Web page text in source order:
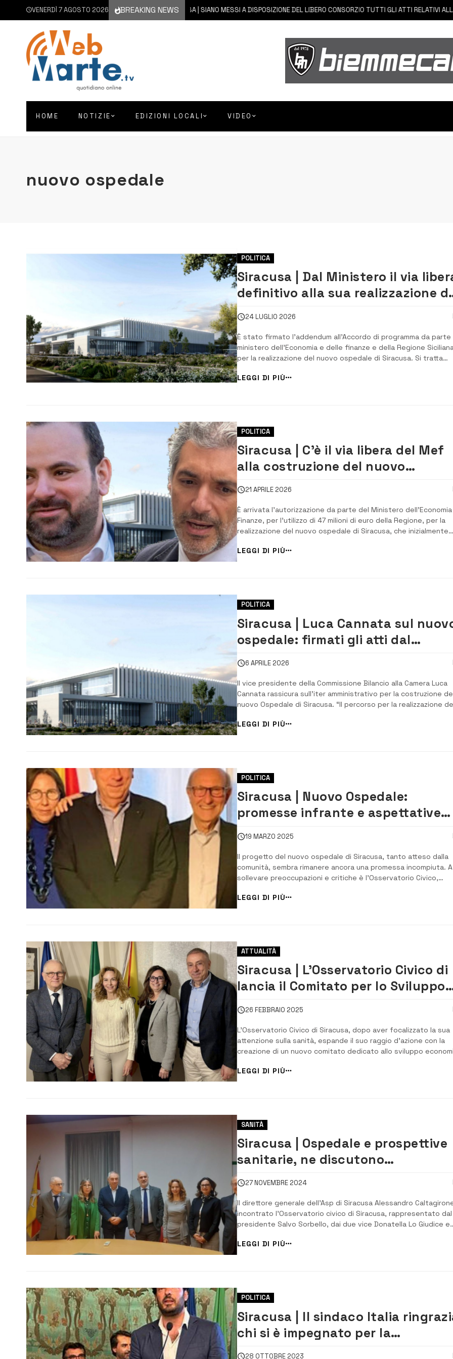
VENERDÌ 7 AGOSTO 2026 BREAKING NEWS
7 AGOSTO 2026 SIRACUSA | SIANO MESSI A DISPOSIZIONE DEL LIBERO CONSORZIO TUTTI GLI ATTI RELATIVI ALLA
HOME NOTIZIE EDIZIONI LOCALI VIDEO
nuovo ospedale
POLITICA
Siracusa | Dal Ministero il via
definitivo alla sua realizzazione
nuovo ospedale
24 LUGLIO 2026
È stato firmato l’addendum all’Accordo di programma da parte
ministero dell’Economia e delle finanze e della Regione
per la realizzazione del nuovo ospedale di Siracusa. Si tratta
dell’atto conclusivo dell’iter del finanziamento dell’opera che ha
così il via libera definito. A dare la notizia è stato l’assessore...
LEGGI DI PIÙ
POLITICA
Siracusa | C’è il via libera del Mef
alla costruzione del nuovo
ospedale
21 APRILE 2026
È arrivata l’autorizzazione da parte del Ministero
Finanze, per l’utilizzo di 47 milioni di euro della Regione, per la
realizzazione del nuovo ospedale di Siracusa, che inizialmente
L’annuncio lo ha dato il presidente della Regione Schifani con un
video sul...
LEGGI DI PIÙ
POLITICA
Siracusa | Luca Cannata sul
ospedale: firmati gli atti dal
Ministro della Salute
6 APRILE 2026
Il vice presidente della Commissione Bilancio alla Camera Luca
Cannata rassicura sull’iter amministrativo per la costruzione
nuovo Ospedale di Siracusa. “Il percorso per la realizzazione
passaggi amministrativi ben definiti.Il Ministro della Salute ha
firmato gli atti che sono sta...
LEGGI DI PIÙ
POLITICA
Siracusa | Nuovo Ospedale:
promesse infrante e aspettative
deluse
19 MARZO 2025
Il progetto del nuovo ospedale di Siracusa, tanto atteso dalla
comunità, sembra rimanere ancora una promessa incompiuta. A
sollevare preoccupazioni e critiche è l’Osservatorio Civico,
Lo Giudice e Alberto Leone, che denunciano la mancanza di
trasparenza in un’opera es...
LEGGI DI PIÙ
ATTUALITÀ
Siracusa | L’Osservatorio Civico di
lancia il Comitato per lo Sviluppo
Sociale, Economico e Culturale
26 FEBBRAIO 2025
L’Osservatorio Civico di Siracusa, dopo aver focalizzato la sua
attenzione sulla sanità, espande il suo raggio d’azione con la
creazione di un nuovo comitato dedicato allo sviluppo
già direttore sanitario dell’Ospedale Umberto I e ex sindaco di ...
LEGGI DI PIÙ
SANITÀ
Siracusa | Ospedale e prospettive
sanitarie, ne discutono
l’Osservatorio civico e l’Asp
27 NOVEMBRE 2024
Il direttore generale dell’Asp di Siracusa Alessandro
incontrato l’Osservatorio civico di Siracusa, rappresentato dal
presidente Salvo Sorbello, dai due vice Donatella Lo Giudice e
scientifico Franco Cirillo e da Alessia Di Trapani, del comitato
sviluppo socio-economico. I d...
LEGGI DI PIÙ
POLITICA
Siracusa | Il sindaco Italia
chi si è impegnato per la
realizzazione del nuovo ospedale
28 OTTOBRE 2023